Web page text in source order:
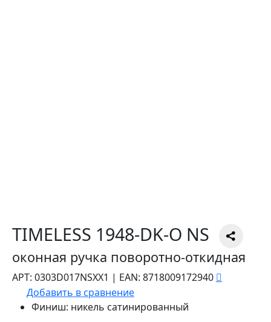
TIMELESS 1948-DK-O NS
оконная ручка поворотно-откидная
АРТ: 0303D017NSXX1 | EAN: 8718009172940
Добавить в сравнение
Финиш: никель сатинированный